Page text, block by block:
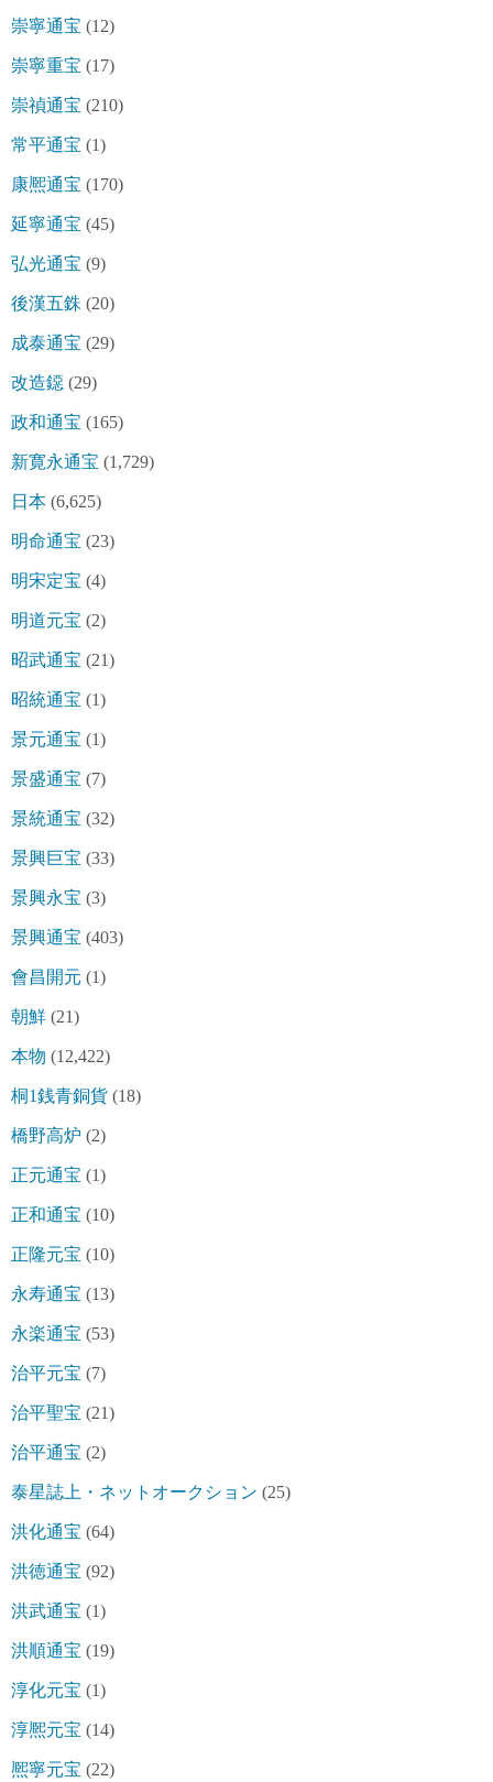
崇寧通宝 (12)
崇寧重宝 (17)
崇禎通宝 (210)
常平通宝 (1)
康熈通宝 (170)
延寧通宝 (45)
弘光通宝 (9)
後漢五銖 (20)
成泰通宝 (29)
改造鐚 (29)
政和通宝 (165)
新寛永通宝 (1,729)
日本 (6,625)
明命通宝 (23)
明宋定宝 (4)
明道元宝 (2)
昭武通宝 (21)
昭統通宝 (1)
景元通宝 (1)
景盛通宝 (7)
景統通宝 (32)
景興巨宝 (33)
景興永宝 (3)
景興通宝 (403)
會昌開元 (1)
朝鮮 (21)
本物 (12,422)
桐1銭青銅貨 (18)
橋野高炉 (2)
正元通宝 (1)
正和通宝 (10)
正隆元宝 (10)
永寿通宝 (13)
永楽通宝 (53)
治平元宝 (7)
治平聖宝 (21)
治平通宝 (2)
泰星誌上・ネットオークション (25)
洪化通宝 (64)
洪徳通宝 (92)
洪武通宝 (1)
洪順通宝 (19)
淳化元宝 (1)
淳熈元宝 (14)
熈寧元宝 (22)